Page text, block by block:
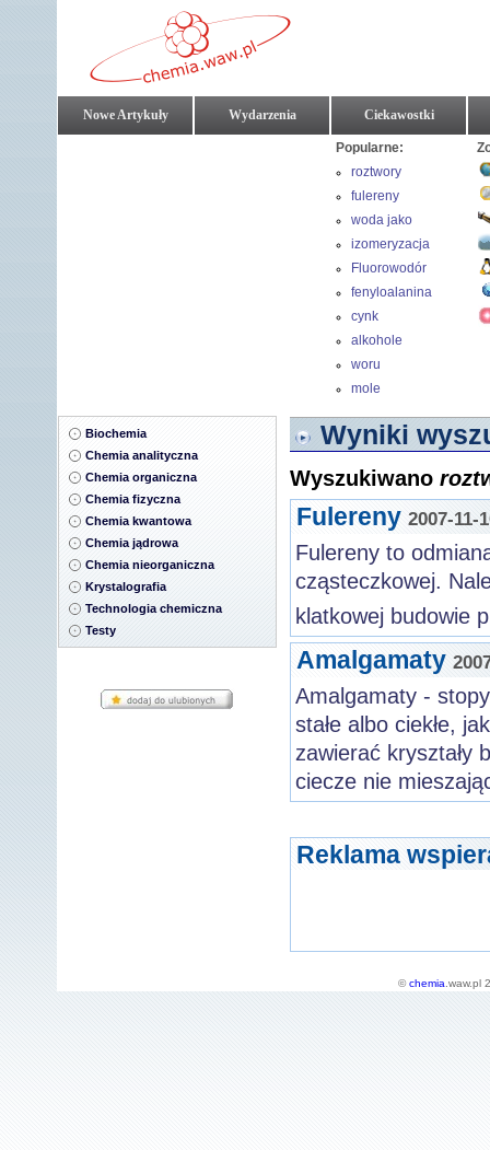
Nowe Artykuły Wydarzenia Ciekawostki
Popularne:
roztwory
fulereny
woda jako
rozpuszczalnik
izomeryzacja
Fluorowodór
fenyloalanina
cynk
alkohole
woru
mole
Biochemia
Chemia analityczna
Chemia organiczna
Chemia fizyczna
Chemia kwantowa
Chemia jądrowa
Chemia nieorganiczna
Krystalografia
Technologia chemiczna
Testy
Wyniki
Wyszukiwano
Fulereny 2007-11-
Fulereny to
cząsteczkowej.
klatkowej budowie
Amalgamaty
Amalgamaty -
stałe albo ciekłe,
zawierać kryształy
ciecze nie
Reklama
©chemia .waw.pl